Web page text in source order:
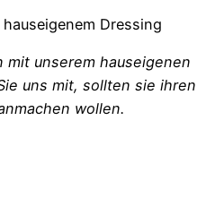
Dressing
mit unserem hauseigenen
uns mit, sollten sie ihren
wollen.